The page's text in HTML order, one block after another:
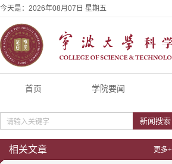
今天是： 2026年08月07日 星期五
首页 学院要闻
新闻搜索
相关文章 更多+